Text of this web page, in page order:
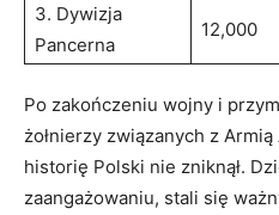
3. Dywizja
Pancerna
12,000
Po zakończeniu wojny i
żołnierzy związanych z
historię Polski nie zniknął.
zaangażowaniu, stali się